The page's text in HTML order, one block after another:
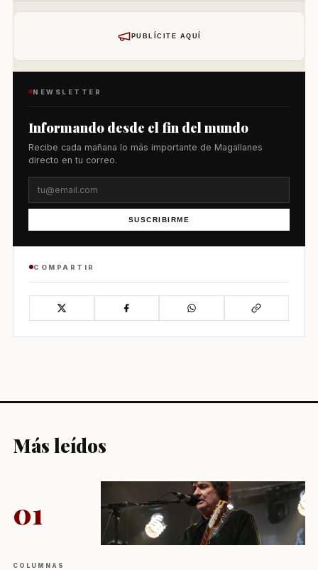
PUBLÍCITE AQUÍ
NEWSLETTER
Informando desde el fin del mundo
Recibe cada mañana lo más importante de Magallanes
directo en tu correo.
SUSCRIBIRME
COMPARTIR
Más leídos
01
COLUMNAS